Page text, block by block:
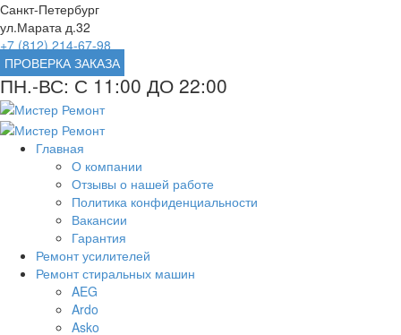
Санкт-Петербург
ул.Марата д.32
+7 (812) 214-67-98
ПРОВЕРКА ЗАКАЗА
ПН.-ВС: С 11:00 ДО 22:00
Главная
О компании
Отзывы о нашей работе
Политика конфиденциальности
Вакансии
Гарантия
Ремонт усилителей
Ремонт стиральных машин
AEG
Ardo
Asko